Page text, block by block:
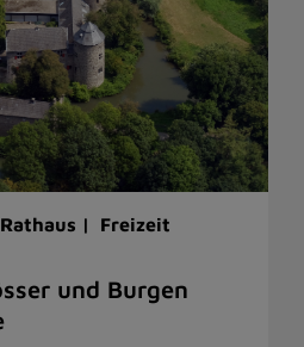
Rathaus | Freizeit
und Burgen